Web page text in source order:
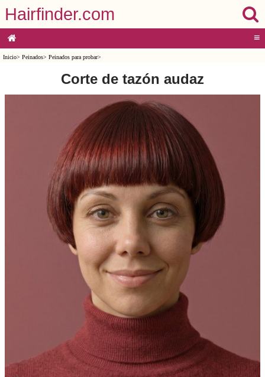
Hairfinder.com
≡
Inicio> Peinados> Peinados para probar>
Corte de tazón audaz